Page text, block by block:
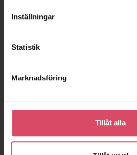
Inställningar
Statistik
Marknadsföring
Tillåt alla